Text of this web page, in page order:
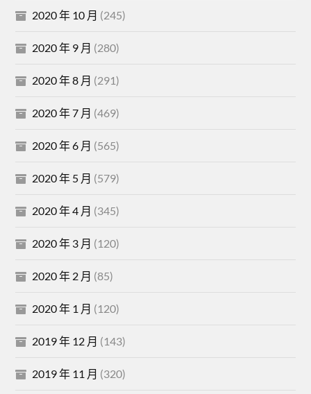
2020 年 10 月 (245)
2020 年 9 月 (280)
2020 年 8 月 (291)
2020 年 7 月 (469)
2020 年 6 月 (565)
2020 年 5 月 (579)
2020 年 4 月 (345)
2020 年 3 月 (120)
2020 年 2 月 (85)
2020 年 1 月 (120)
2019 年 12 月 (143)
2019 年 11 月 (320)